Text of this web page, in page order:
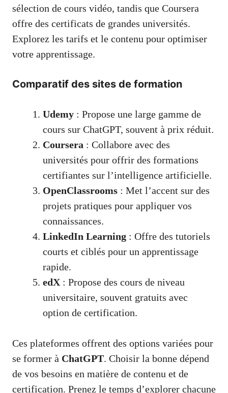
sélection de cours vidéo, tandis que Coursera
offre des certificats de grandes universités.
Explorez les tarifs et le contenu pour optimiser
votre apprentissage.
Comparatif des sites de formation
Udemy : Propose une large gamme de
cours sur ChatGPT, souvent à prix réduit.
Coursera : Collabore avec des
universités pour offrir des formations
certifiantes sur l’intelligence artificielle.
OpenClassrooms : Met l’accent sur des
projets pratiques pour appliquer vos
connaissances.
LinkedIn Learning : Offre des tutoriels
courts et ciblés pour un apprentissage
rapide.
edX : Propose des cours de niveau
universitaire, souvent gratuits avec
option de certification.
Ces plateformes offrent des options variées pour
se former à ChatGPT. Choisir la bonne dépend
de vos besoins en matière de contenu et de
certification. Prenez le temps d’explorer chacune